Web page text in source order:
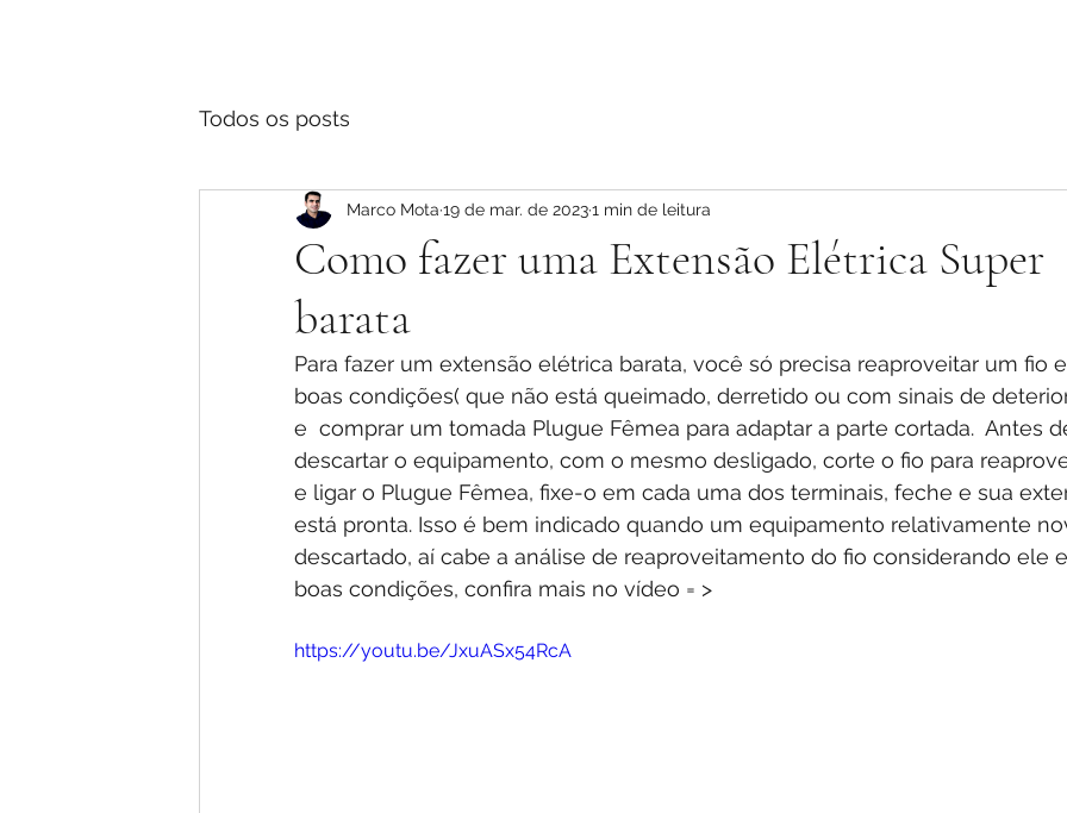
Todos os posts
Como fazer uma Extensão Elétrica Super
barata
Marco Mota 19 de mar. de 20231 min de leitura
Para fazer um extensão elétrica barata, você só precisa reaproveitar um fio
boas condições( que não está queimado, derretido ou com sinais de
e  comprar um tomada Plugue Fêmea para adaptar a parte cortada.  Antes
descartar o equipamento, com o mesmo desligado, corte o fio para
e ligar o Plugue Fêmea, fixe-o em cada uma dos terminais, feche e sua
está pronta. Isso é bem indicado quando um equipamento relativamente
descartado, aí cabe a análise de reaproveitamento do fio considerando ele
boas condições, confira mais no vídeo = >
https://youtu.be/JxuASx54RcA